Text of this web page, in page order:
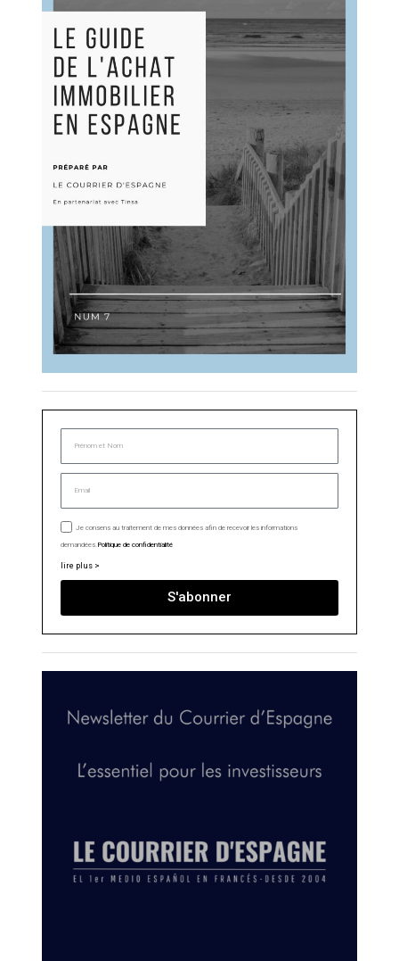
Je consens au traitement de mes données afin de recevoir les informations
demandées. Politique de confidentialité
lire plus >
S'abonner